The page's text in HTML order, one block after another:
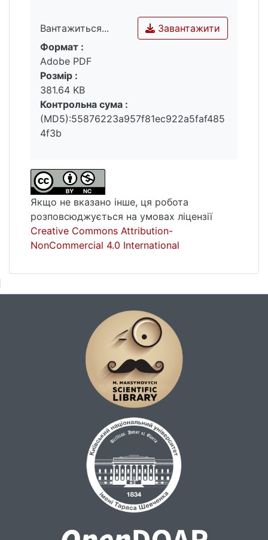
також в перспективі розробки новітніх
антивірусних засобів.
Вантажиться...
Вантажиться...
Завантажити
Формат :
Adobe PDF
Розмір :
381.64 KB
Контрольна сума :
(MD5):55876223a957f81ec922a5faf485
4f3b
Якщо не вказано інше, ця робота
розповсюджується на умовах ліцензії
Creative Commons Attribution-
NonCommercial 4.0 International